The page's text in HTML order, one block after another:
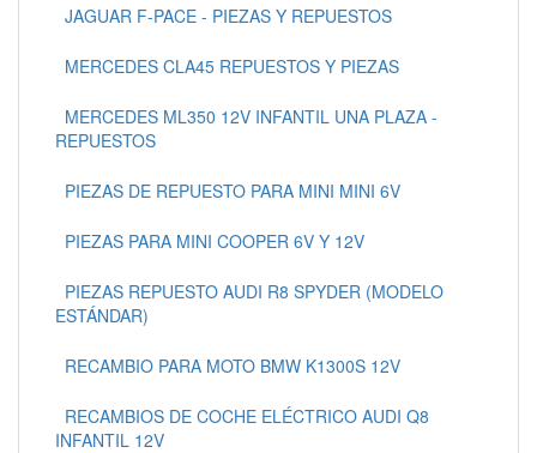
JAGUAR F-PACE - PIEZAS Y REPUESTOS
MERCEDES CLA45 REPUESTOS Y PIEZAS
MERCEDES ML350 12V INFANTIL UNA PLAZA -
REPUESTOS
PIEZAS DE REPUESTO PARA MINI MINI 6V
PIEZAS PARA MINI COOPER 6V Y 12V
PIEZAS REPUESTO AUDI R8 SPYDER (MODELO
ESTÁNDAR)
RECAMBIO PARA MOTO BMW K1300S 12V
RECAMBIOS DE COCHE ELÉCTRICO AUDI Q8
INFANTIL 12V